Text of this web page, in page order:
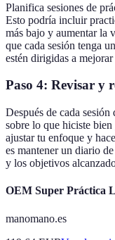
Planifica sesiones de
Esto podría incluir
más bajo y aumentar la
que cada sesión tenga
estén dirigidas a
Paso 4: Revisar y
Después de cada
sobre lo que hiciste
ajustar tu enfoque y
es mantener un diario
y los objetivos
OEM Super Práctica
manomano.es